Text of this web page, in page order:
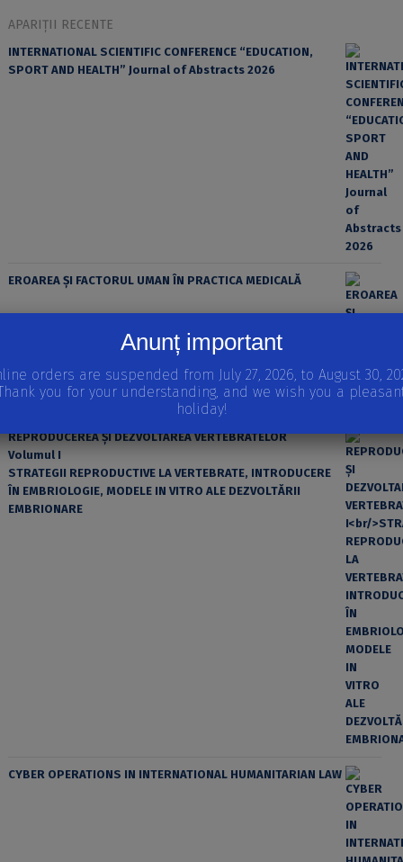
APARIȚII RECENTE
INTERNATIONAL SCIENTIFIC CONFERENCE “EDUCATION,
SPORT AND HEALTH” Journal of Abstracts 2026
EROAREA ȘI FACTORUL UMAN ÎN PRACTICA MEDICALĂ
REPRODUCEREA ȘI DEZVOLTAREA VERTEBRATELOR
Volumul I
STRATEGII REPRODUCTIVE LA VERTEBRATE, INTRODUCERE
ÎN EMBRIOLOGIE, MODELE IN VITRO ALE DEZVOLTĂRII
EMBRIONARE
CYBER OPERATIONS IN INTERNATIONAL HUMANITARIAN LAW
Anunț important
orders are suspended from July 27, 2026, to August 30,
you for your understanding, and we wish you a
holiday!